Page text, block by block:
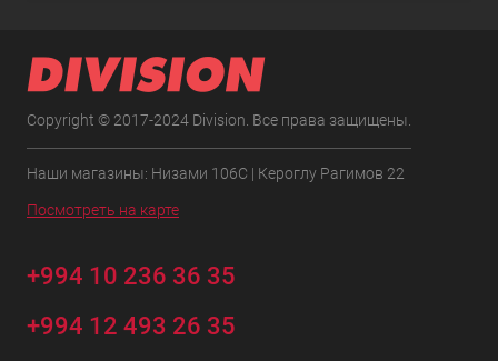
Copyright © 2017-2024 Division. Все права защищены.
Наши магазины: Низами 106C | Кероглу Рагимов 22
Посмотреть на карте
+994 10 236 36 35
+994 12 493 26 35